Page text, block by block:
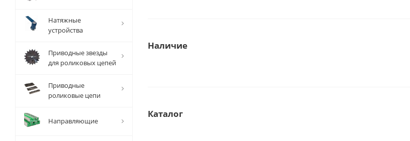
Наличие
Каталог
Натяжные
устройства
Приводные звезды
для роликовых цепей
Приводные
роликовые цепи
Направляющие